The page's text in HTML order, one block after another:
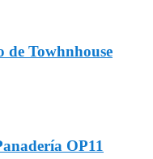
de Towhnhouse
OP11